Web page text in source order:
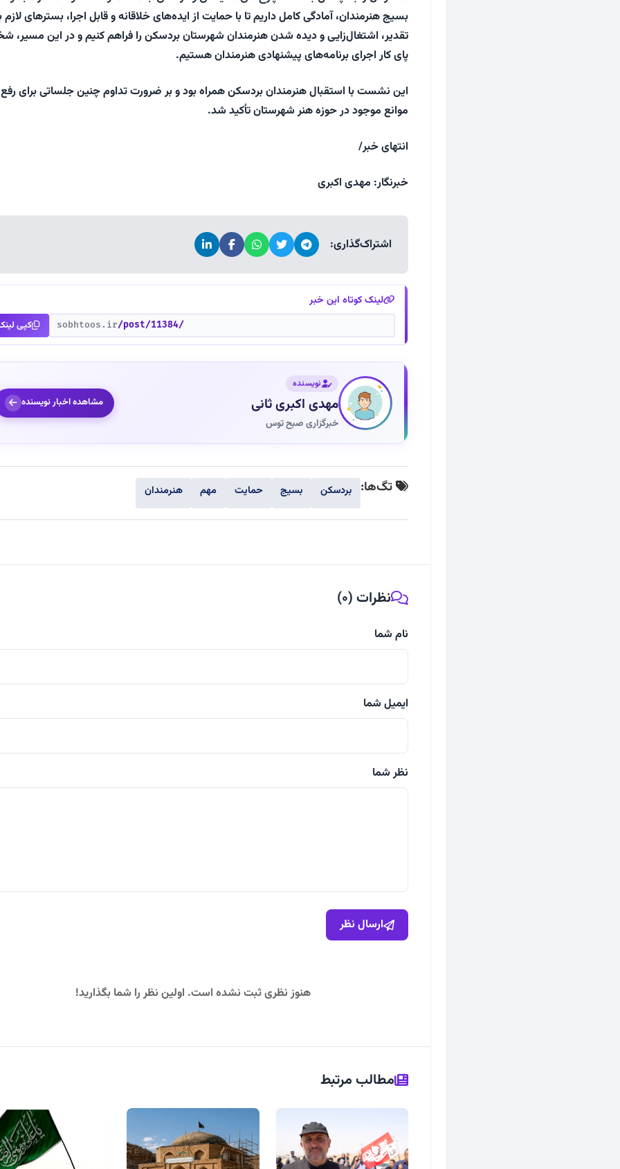
بسیج هنرمندان، آمادگی کامل داریم تا با حمایت از ایده‌های خلاقانه و قابل اجرا، بسترهای لازم
تقدیر، اشتغال‌زایی و دیده شدن هنرمندان شهرستان بردسکن را فراهم کنیم و در این مسیر،
پای کار اجرای برنامه‌های پیشنهادی هنرمندان هستیم.
این نشست با استقبال هنرمندان بردسکن همراه بود و بر ضرورت تداوم چنین جلساتی برای رفع
موانع موجود در حوزه هنر شهرستان تأکید شد.
انتهای خبر/
خبرنگار: مهدی اکبری
اشتراک‌گذاری:
لینک کوتاه این خبر
sobhtoos.ir/post/11384/ کپی
نویسنده
مهدی اکبری ثانی
خبرگزاری صبح توس
مشاهده اخبار نویسنده
تگ‌ها: بردسکن بسیج حمایت مهم هنرمندان
نظرات (0)
نام شما
ایمیل شما
نظر شما
ارسال نظر
هنوز نظری ثبت نشده است. اولین نظر را شما بگذارید!
مطالب مرتبط